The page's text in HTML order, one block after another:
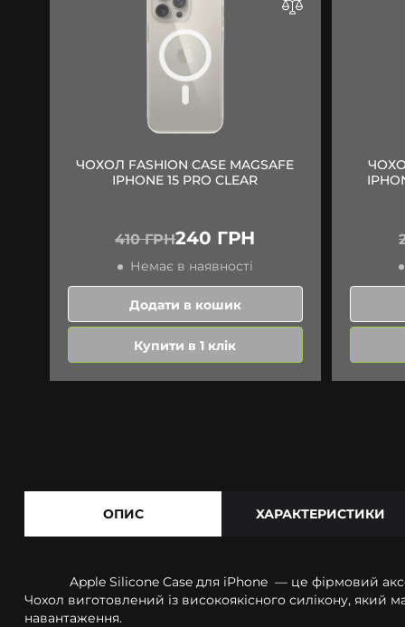
ЧОХОЛ FASHION CASE MAGSAFE
IPHONE 15 PRO CLEAR
410 ГРН240 ГРН
Немає в наявності
Додати в кошик
Купити в 1 клік
ОПИС ХАРАКТЕРИСТИКИ
Apple Silicone Case для iPhone — це фірмовий
Чохол виготовлений із високоякісного силікону,
навантаження.